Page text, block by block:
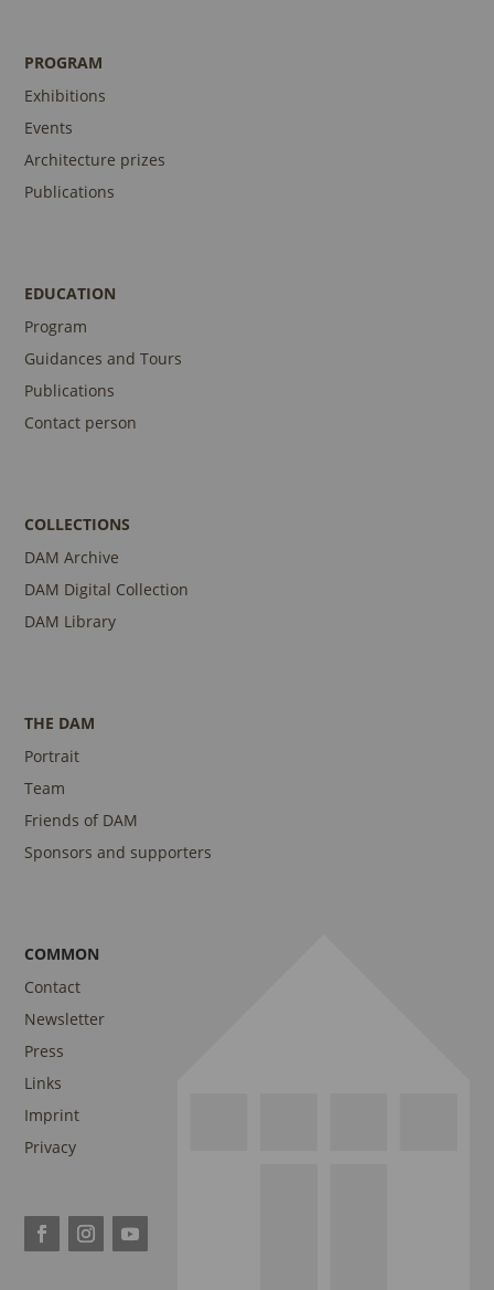
PROGRAM
Exhibitions
Events
Architecture prizes
Publications
EDUCATION
Program
Guidances and Tours
Publications
Contact person
COLLECTIONS
DAM Archive
DAM Digital Collection
DAM Library
THE DAM
Portrait
Team
Friends of DAM
Sponsors and supporters
COMMON
Contact
Newsletter
Press
Links
Imprint
Privacy